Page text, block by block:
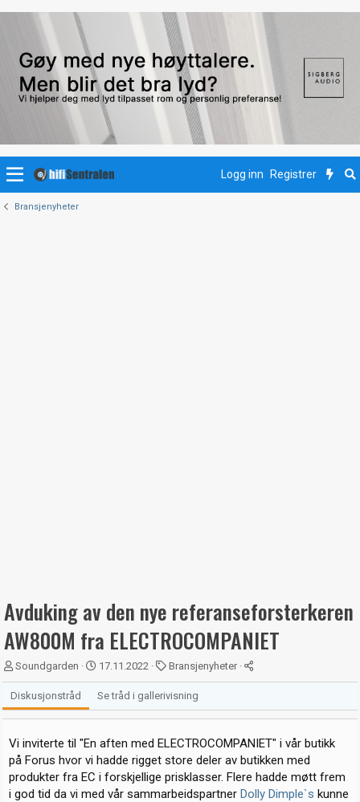
Logg inn Registrer
Bransjenyheter
Avduking av den nye referanseforsterkeren
AW800M fra ELECTROCOMPANIET
T
r
å
d
s
t
a
r
t
e
Soundgarden
S
t
a
r
t
a
t
o
17.11.2022
K
a
t
e
g
o
r
i
Bransjenyheter
Diskusjonstråd Se tråd i gallerivisning
Vi inviterte til "En aften med ELECTROCOMPANIET" i vår butikk
på Forus hvor vi hadde rigget store deler av butikken med
produkter fra EC i forskjellige prisklasser. Flere hadde møtt frem
i god tid da vi med vår sammarbeidspartner Dolly Dimple`s kunne